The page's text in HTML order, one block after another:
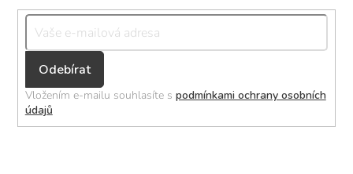
Přihlásit
se
Vložením e-mailu souhlasíte s podmínkami ochrany osobních
údajů